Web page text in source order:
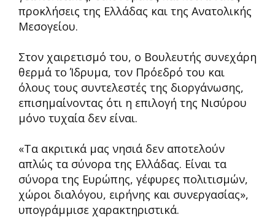
προκλήσεις της Ελλάδας και της Ανατολικής
Μεσογείου.
Στον χαιρετισμό του, ο Βουλευτής συνεχάρη
θερμά το Ίδρυμα, τον Πρόεδρό του και
όλους τους συντελεστές της διοργάνωσης,
επισημαίνοντας ότι η επιλογή της Νισύρου
μόνο τυχαία δεν είναι.
«Τα ακριτικά μας νησιά δεν αποτελούν
απλώς τα σύνορα της Ελλάδας. Είναι τα
σύνορα της Ευρώπης, γέφυρες πολιτισμών,
χώροι διαλόγου, ειρήνης και συνεργασίας»,
υπογράμμισε χαρακτηριστικά.